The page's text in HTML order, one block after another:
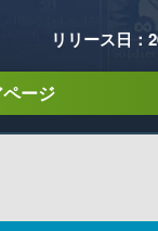
リリース日：
ージ